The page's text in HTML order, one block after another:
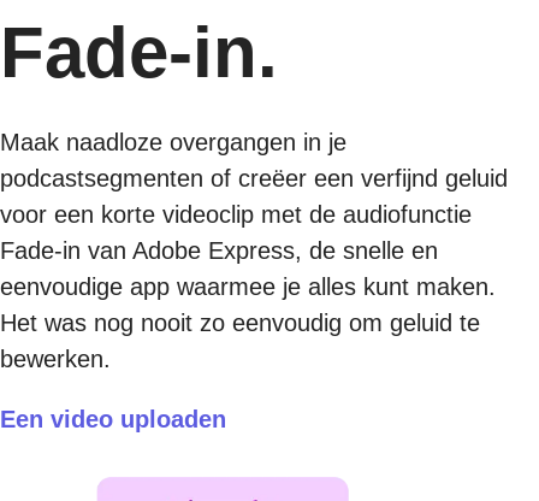
Fade-in.
Maak naadloze overgangen in je
podcastsegmenten of creëer een verfijnd geluid
voor een korte videoclip met de audiofunctie
Fade-in van Adobe Express, de snelle en
eenvoudige app waarmee je alles kunt maken.
Het was nog nooit zo eenvoudig om geluid te
bewerken.
Een video uploaden